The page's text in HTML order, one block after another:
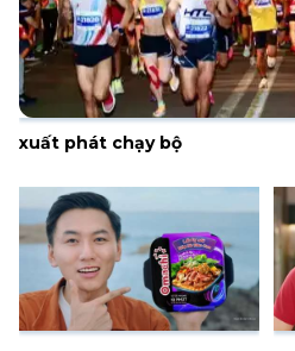
xuất phát chạy bộ